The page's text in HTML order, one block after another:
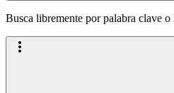
Busca libremente por palabra clave o